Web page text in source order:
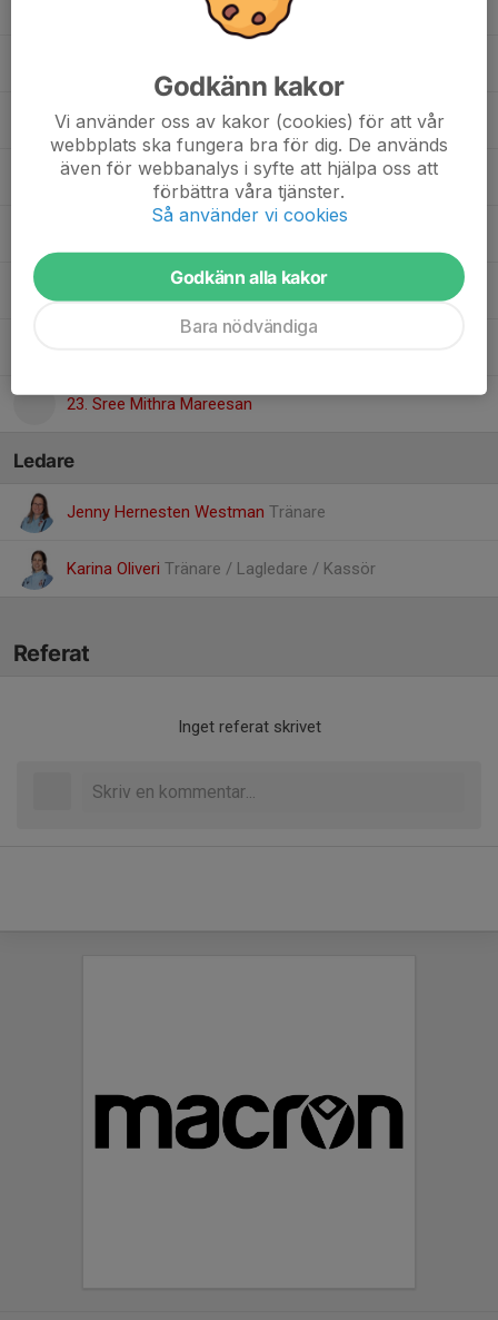
10. Leoni Cohadzic
16. Milly Skareus
5. Saga Westman
23. Sree Mithra Mareesan
Ledare
Jenny Hernesten Westman Tränare
Karina Oliveri Tränare / Lagledare / Kassör
Referat
Inget referat skrivet
Godkänn kakor
Vi använder oss av kakor (cookies) för att vår
webbplats ska fungera bra för dig. De används
även för webbanalys i syfte att hjälpa oss att
förbättra våra tjänster.
Så använder vi cookies
Godkänn alla kakor
Bara nödvändiga